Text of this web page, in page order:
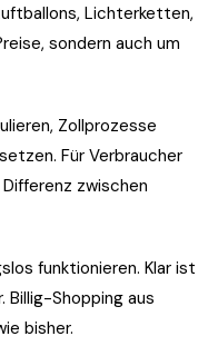
Lichterketten,
sondern auch um
Zollprozesse
Für Verbraucher
zwischen
funktionieren. Klar ist
Billig-Shopping aus
bisher.